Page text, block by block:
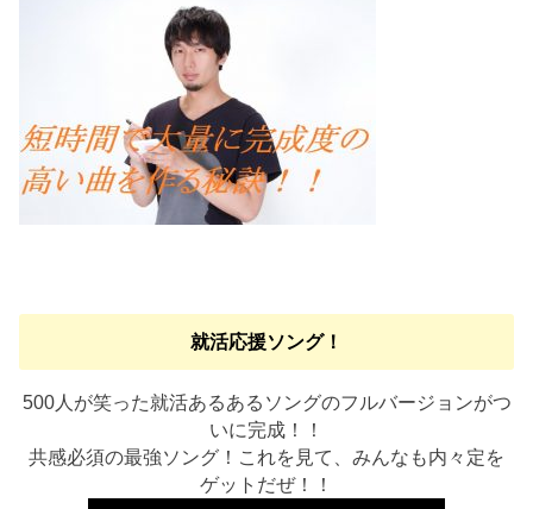
就活応援ソング！
500人が笑った就活あるあるソングのフルバージョンがつ
いに完成！！
共感必須の最強ソング！これを見て、みんなも内々定を
ゲットだぜ！！